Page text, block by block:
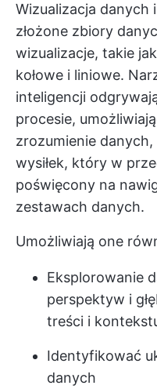
Wizualizacja danych
złożone zbiory
wizualizacje, takie
kołowe i liniowe.
inteligencji
procesie,
zrozumienie
wysiłek, który w
poświęcony na
zestawach danych.
Umożliwiają one
Eksplorowanie
perspektyw i
treści i
Identyfikować
danych